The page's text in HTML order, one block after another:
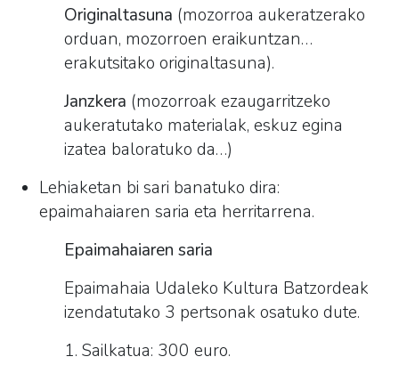
Originaltasuna (mozorroa aukeratzerako
orduan, mozorroen eraikuntzan…
erakutsitako originaltasuna).
Janzkera (mozorroak ezaugarritzeko
aukeratutako materialak, eskuz egina
izatea baloratuko da…)
Lehiaketan bi sari banatuko dira:
epaimahaiaren saria eta herritarrena.
Epaimahaiaren saria
Epaimahaia Udaleko Kultura Batzordeak
izendatutako 3 pertsonak osatuko dute.
1. Sailkatua: 300 euro.